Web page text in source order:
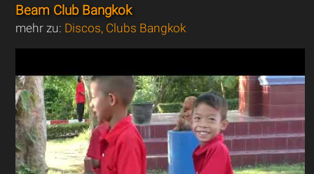
Beam Club Bangkok
mehr zu: Discos, Clubs Bangkok